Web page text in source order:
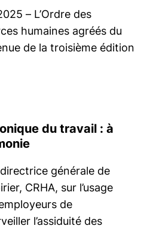
– L’Ordre des
humaines agréés du
de la troisième édition
du travail : à
générale de
CRHA, sur l’usage
de
l’assiduité des